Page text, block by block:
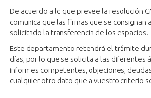
De acuerdo a lo que prevee la resolución
comunica que las firmas que se consignan
solicitado la transferencia de los espacios.
Este departamento retendrá el trámite
días, por lo que se solicita a las diferentes
informes competentes, objeciones,
cualquier otro dato que a vuestro criterio